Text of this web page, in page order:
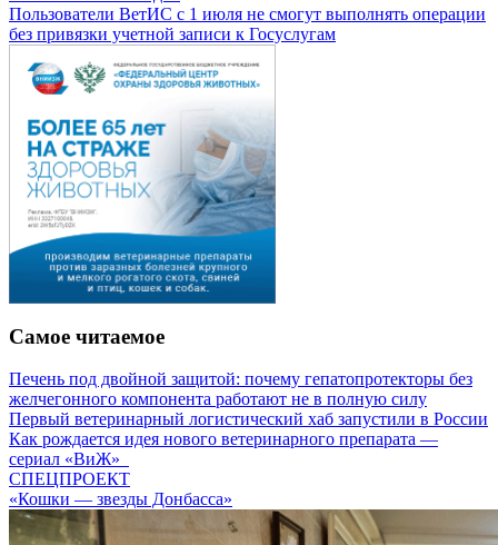
Пользователи ВетИС с 1 июля не смогут выполнять операции
без привязки учетной записи к Госуслугам
Самое читаемое
Печень под двойной защитой: почему гепатопротекторы без
желчегонного компонента работают не в полную силу
Первый ветеринарный логистический хаб запустили в России
Как рождается идея нового ветеринарного препарата —
сериал «ВиЖ»
СПЕЦПРОЕКТ
«Кошки — звезды Донбасса»